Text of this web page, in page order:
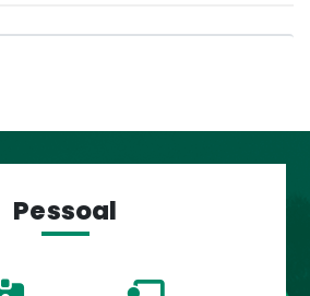
Pessoal